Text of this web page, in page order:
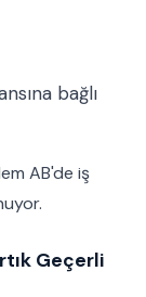
bağlı
AB'de iş
Geçerli